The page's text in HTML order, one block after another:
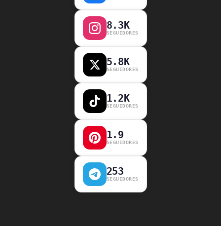
8.3K
SEGUIDORES
5.8K
SEGUIDORES
1.2K
SEGUIDORES
1.9
SEGUIDORES
253
SEGUIDORES